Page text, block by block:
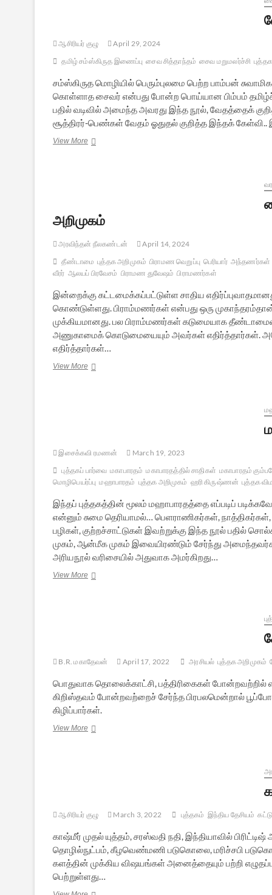
ஆசிரியர் குழு
April 29, 2024
தமிழ் சம்ஸ்கிருத இணைப்பு சைவ சித்தாந்தம் சைவ மறுமலர்ச்சி
சம்ஸ்கிருத மொழியில் பெரும்புலமை பெற்ற பாம்பன்
கொள்ளாத சைவர் என்பது போன்ற பொய்யான பிம்பம் தமிழ்ச்
பதில் வடிவில் அமைந்த அவரது இந்த நூல், வேதத்தைக்
சூத்திரர்-பெண்கள் வேதம் ஓதுதல் குறித்த இந்தக் கேள்வி..
View Moreவேதத்தைக்
அறிமுகம்
அரவிந்தன் நீலகண்டன்
April 14, 2024
தீண்டாமை புத்தக அறிமுகம் பிராமண வெறுப்பு பெரியார் அந்தணர்கள்
வீரர் ஆலயப் பிரவேசம் பிராமண துவேஷம் பிராமணர்கள்
இன்றைக்கு கட்டமைக்கப்பட்டுள்ள சாதிய
கொண்டுள்ளது. பிராம்மணர்கள் என்பது ஒரு
முக்கியமானது. பல பிராம்மணர்கள் கடுமையாக
அணுகாமைக் கொடுமையையும் அவர்கள் எதிர்த்தார்கள்.
எதிர்த்தார்கள்…
View Moreவைக்கம்
இசைக்கவி ரமணன்
March 19, 2023
புத்தகப் பார்வை மகாபாரதம் மகாபாரதத்தில் சாதிகள் மகாபாரதம்
மொழிபெயர்ப்பு மஹாபாரதம் புத்தக அறிமுகம் ஹரி கிருஷ்ணன் புத்தக
இந்தப் புத்தகத்தின் மூலம் மஹாபாரதத்தை எப்படிப்
என்னும் சுமை தெரியாமல்… பெளராணிகர்கள்,
பழிகள், குற்றச்சாட்டுகள் இவற்றுக்கு இந்த நூல் பதில்
முகம், ஆன்மீக முகம் இவையிரண்டும் சேர்ந்து
அரியநூல் வரிசையில் அதுவாக அமர்கிறது…
View Moreமகாபாரதம்:
B.R. மகாதேவன் April 17, 2022 அரசியல் புத்தக அறிமுகம்
பொதுவாக தொலைக்காட்சி, பத்திரிகைகள் போன்றவற்றில்
கிறிஸ்தவம் போன்றவற்றைச் சேர்ந்த பிரபலமென்றால்
கிழிப்பார்கள்.
View Moreகேள்விக்கென்ன
ஆசிரியர் குழு March 3, 2022 புத்தகம் இந்திய தேசியம்
காஷ்மீர் முதல் யுத்தம், சரஸ்வதி நதி, இந்தியாவில்
தொழில்நுட்பம், கீழவெண்மணி படுகொலை, மரிச்சபி
களத்தின் முக்கிய விஷயங்கள் அனைத்தையும் பற்றி
பெற்றுள்ளது…